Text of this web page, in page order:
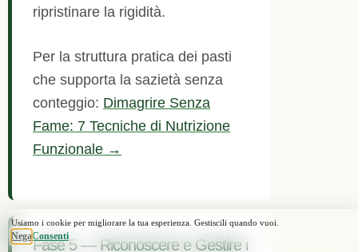
ripristinare la rigidità.
Per la struttura pratica dei pasti
che supporta la sazietà senza
conteggio: Dimagrire Senza
Fame: 7 Tecniche di Nutrizione
Funzionale →
Fase 5 — Riconoscere e Gestire i